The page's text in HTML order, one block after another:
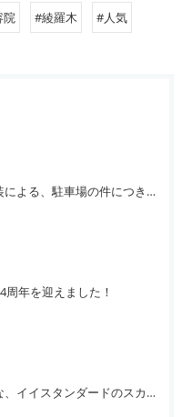
院 #綾羅木 #人気
星木ビル外壁塗装による、駐車場の件につきまして。
年を迎えました！
頭皮にオススメな、イイスタンダードのスカルプ系シャンプー＆トリートメントです！